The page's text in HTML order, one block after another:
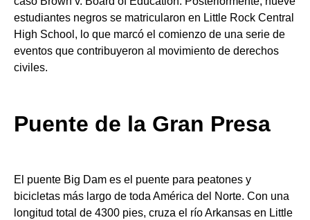
estudiantes negros se matricularon en Little Rock Central
High School, lo que marcó el comienzo de una serie de
eventos que contribuyeron al movimiento de derechos
civiles.
Puente de la Gran Presa
El puente Big Dam es el puente para peatones y
bicicletas más largo de toda América del Norte. Con una
longitud total de 4300 pies, cruza el río Arkansas en Little